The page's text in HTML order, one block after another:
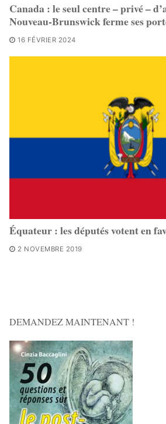
Canada : le seul centre – privé –
Nouveau-Brunswick ferme ses
16 FÉVRIER 2024
Équateur : les députés votent en
2 NOVEMBRE 2019
DEMANDEZ MAINTENANT !